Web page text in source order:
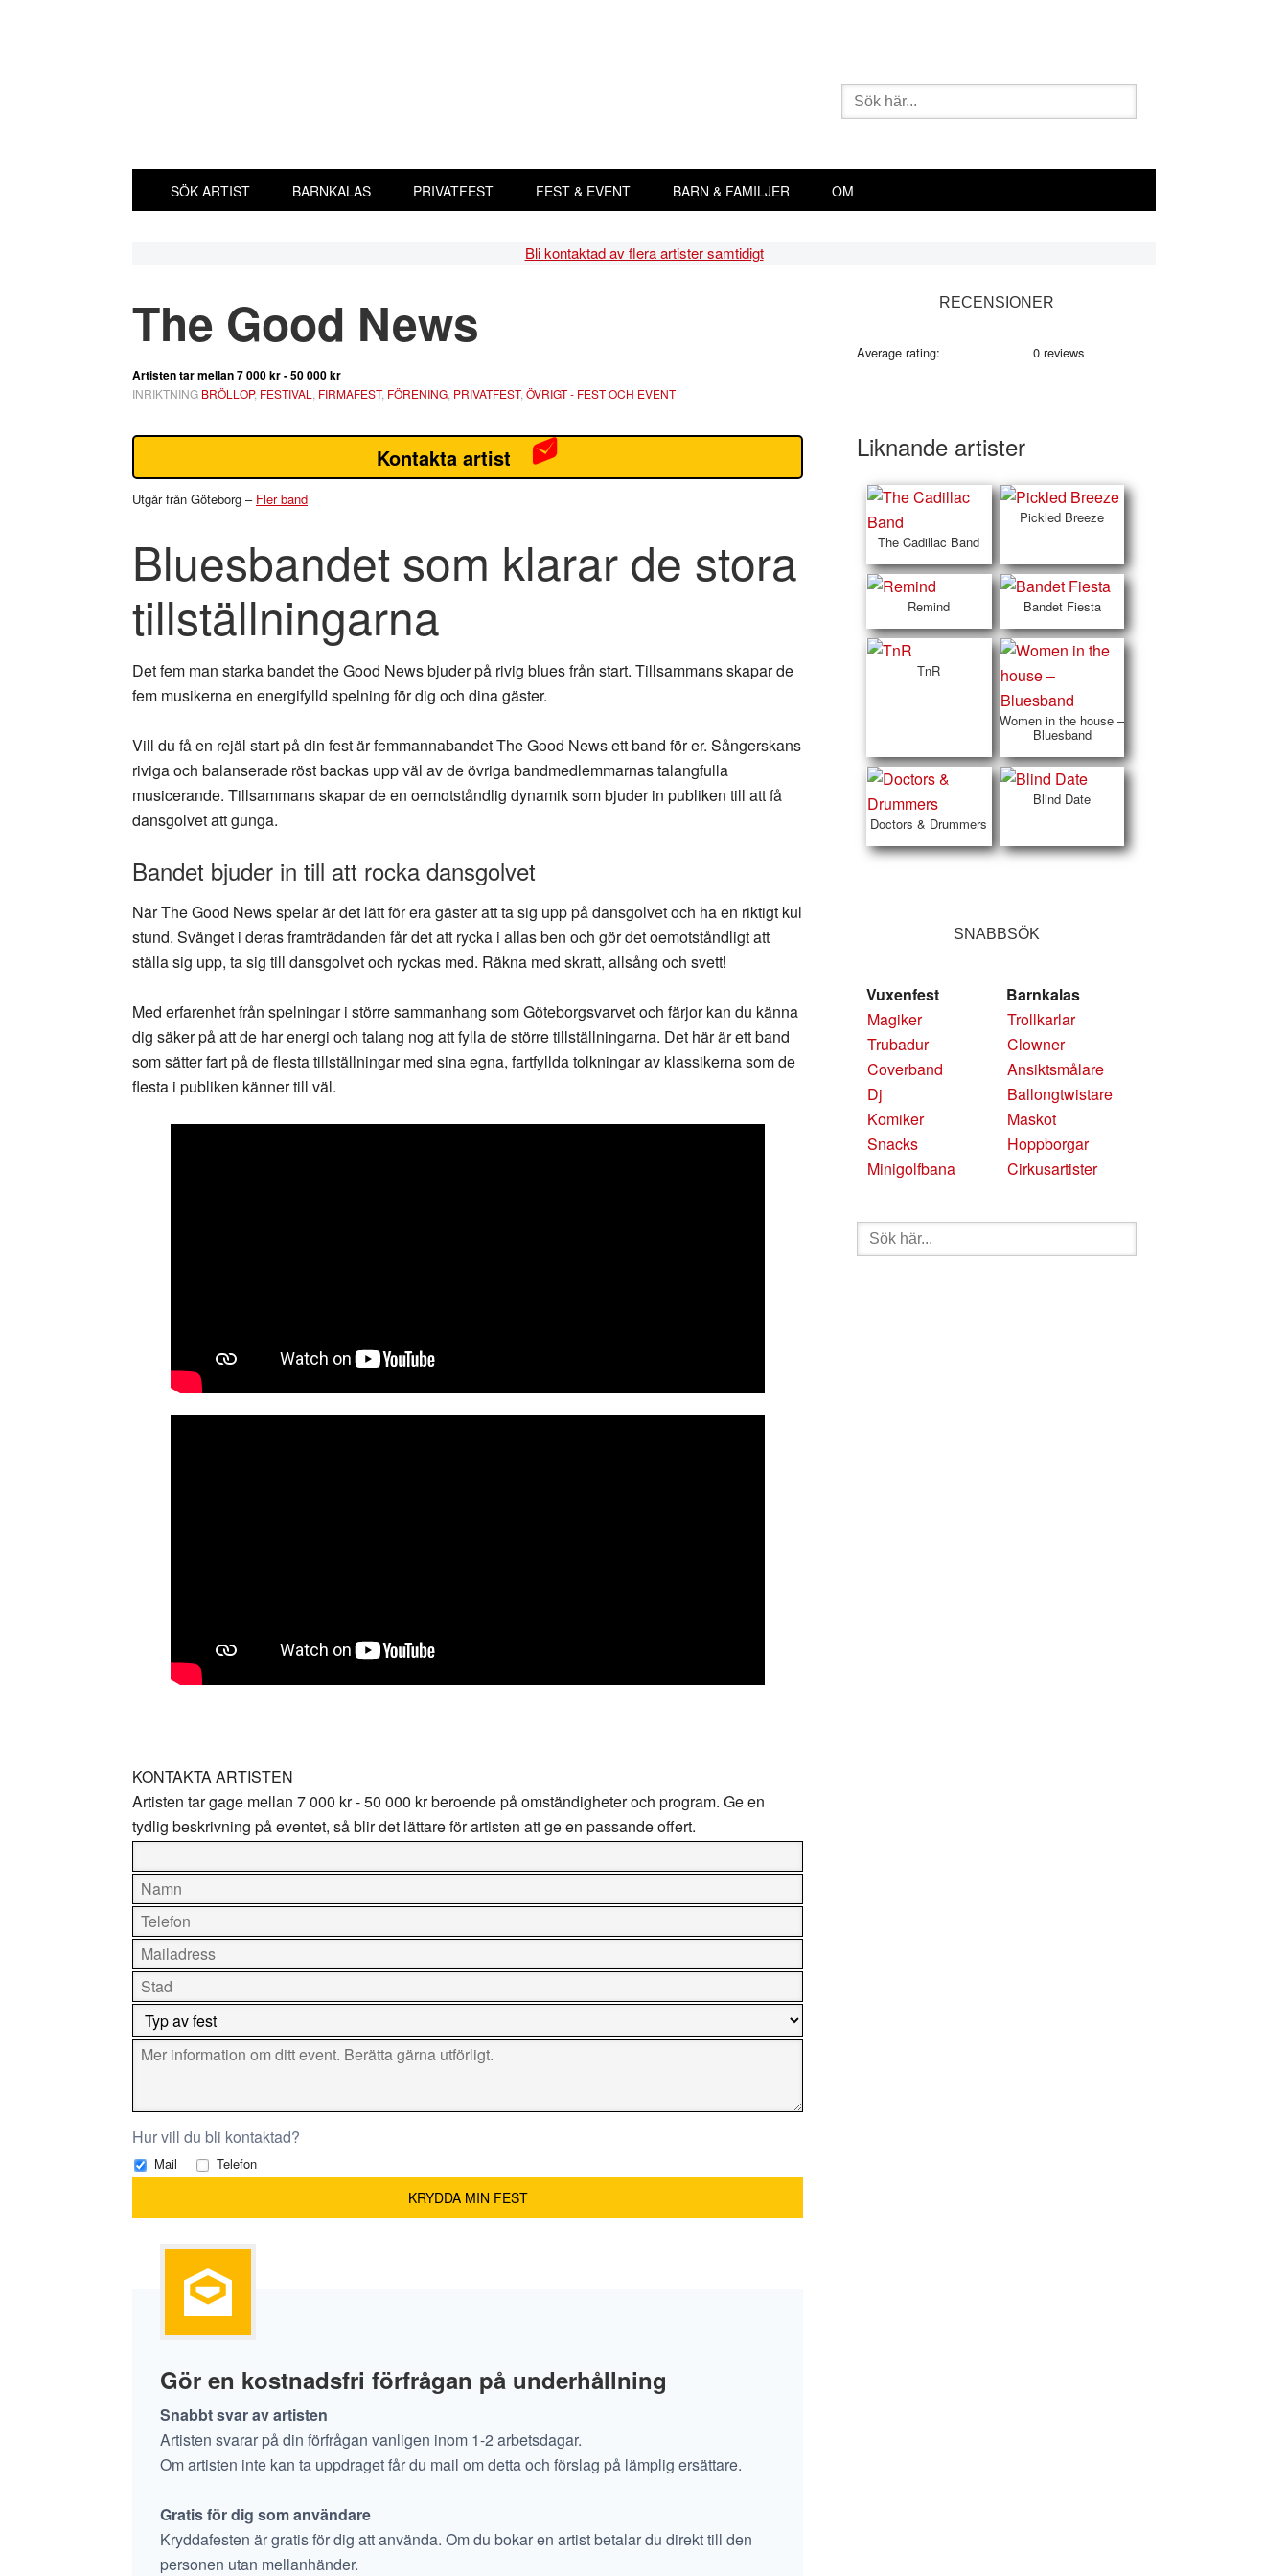
Sök
efter:
SÖK ARTIST BARNKALAS PRIVATFEST FEST & EVENT BARN & FAMILJER OM
Bli kontaktad av flera artister samtidigt
The Good News
Artisten tar mellan7 000 kr - 50 000 kr
INRIKTNING BRÖLLOP, FESTIVAL FIRMAFEST, FÖRENING PRIVATFEST, ÖVRIGT - FEST OCH EVENT
Kontakta artist
Utgår från Göteborg – Fler band
Bluesbandet som klarar de stora
tillställningarna
Det fem man starka bandet the Good News bjuder på rivig blues från start. Tillsammans skapar de
fem musikerna en energifylld spelning för dig och dina gäster.
Vill du få en rejäl start på din fest är femmannabandet The Good News ett band för er. Sångerskans
riviga och balanserade röst backas upp väl av de övriga bandmedlemmarnas talangfulla
musicerande. Tillsammans skapar de en oemotståndlig dynamik som bjuder in publiken till att få
dansgolvet att gunga.
Bandet bjuder in till att rocka dansgolvet
När The Good News spelar är det lätt för era gäster att ta sig upp på dansgolvet och ha en riktigt kul
stund. Svänget i deras framträdanden får det att rycka i allas ben och gör det oemotståndligt att
ställa sig upp, ta sig till dansgolvet och ryckas med. Räkna med skratt, allsång och svett!
Med erfarenhet från spelningar i större sammanhang som Göteborgsvarvet och färjor kan du känna
dig säker på att de har energi och talang nog att fylla de större tillställningarna. Det här är ett band
som sätter fart på de flesta tillställningar med sina egna, fartfyllda tolkningar av klassikerna som de
flesta i publiken känner till väl.
KONTAKTA ARTISTEN
Artisten tar gage mellan 7 000 kr - 50 000 krberoende på omständigheter och program. Ge en
tydlig beskrivning på eventet, så blir det lättare för artisten att ge en passande offert.
Hur vill du bli kontaktad?
Mail Telefon
Gör en kostnadsfri förfrågan på underhållning
Snabbt svar av artisten
Artisten svarar på din förfrågan vanligen inom 1-2 arbetsdagar.
Om artisten inte kan ta uppdraget får du mail om detta och förslag på lämplig ersättare.
Gratis för dig som användare
Kryddafesten är gratis för dig att använda. Om du bokar en artist betalar du direkt till den
personen utan mellanhänder.
RECENSIONER
Average rating: 0 reviews
Liknande artister
The Cadillac Band
Pickled Breeze
Remind Bandet Fiesta
TnR
Women in the house –
Bluesband
Doctors & Drummers
Blind Date
SNABBSÖK
Vuxenfest
Magiker
Trubadur
Coverband
Dj
Komiker
Snacks
Minigolfbana
Barnkalas
Trollkarlar
Clowner
Ansiktsmålare
Ballongtwistare
Maskot
Hoppborgar
Cirkusartister
Sök
efter: